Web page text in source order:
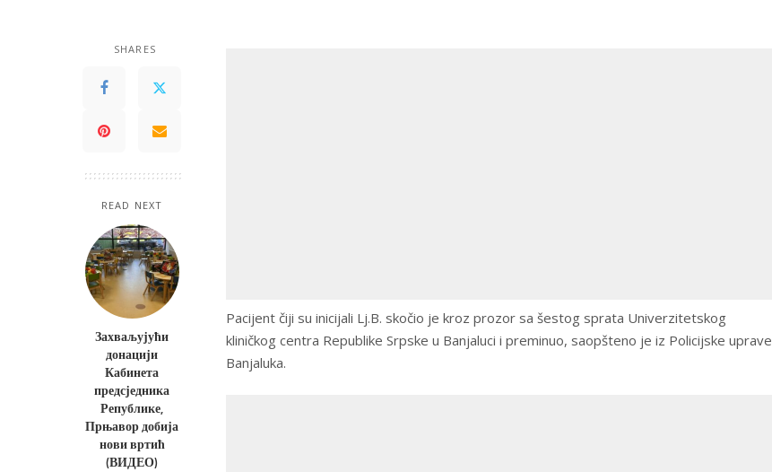
SHARES
READ NEXT
Захваљујући
донацији
Кабинета
предсједника
Републике,
Прњавор добија
нови вртић
(ВИДЕО)
Pacijent čiji su inicijali Lj.B. skočio je kroz prozor sa šestog sprata Univerzitetskog
kliničkog centra Republike Srpske u Banjaluci i preminuo, saopšteno je iz Policijske uprave
Banjaluka.